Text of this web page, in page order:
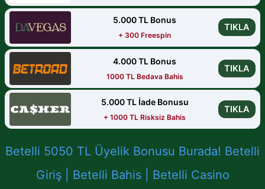
5.000 TL Bonus
+ 300 Freespin
TIKLA
4.000 TL Bonus
1000 TL Bedava Bahis
TIKLA
5.000 TL İade Bonusu
+ 1000 TL Risksiz Bahis
TIKLA
Betelli 5050 TL Üyelik Bonusu Burada! Betelli
Giriş | Betelli Bahis | Betelli Casino